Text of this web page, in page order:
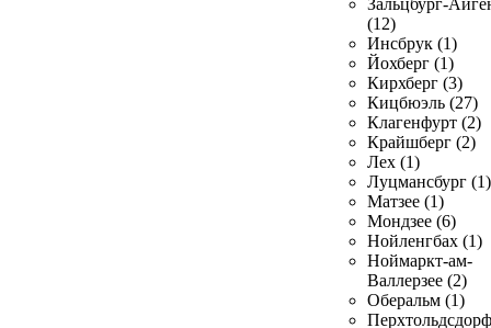
Зальцбург-
(12)
Инсбрук (1)
Йохберг (1)
Кирхберг (3)
Кицбюэль (27)
Клагенфурт (2)
Крайшберг (2)
Лех (1)
Луцмансбург (1)
Матзее (1)
Мондзее (6)
Нойленгбах (1)
Ноймаркт-ам-
Валлерзее (2)
Оберальм (1)